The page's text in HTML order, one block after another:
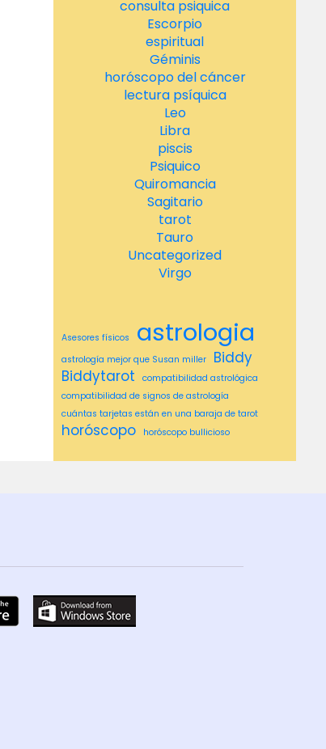
consulta psiquica
Escorpio
espiritual
Géminis
horóscopo del cáncer
lectura psíquica
Leo
Libra
piscis
Psiquico
Quiromancia
Sagitario
tarot
Tauro
Uncategorized
Virgo
Asesores físicos astrologia
astrología mejor que Susan miller
Biddy
Biddytarot
compatibilidad astrológica
compatibilidad de signos de astrología
cuántas tarjetas están en una baraja de tarot
horóscopo
horóscopo bullicioso
horóscopo semanal
ideas asombrosas
lectura media lectura psíquica cerca de mí